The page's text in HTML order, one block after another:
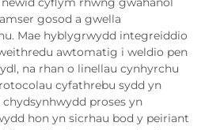
gosod a gwella
Mae hyblygrwydd integreiddio
awtomatig i weldio pen
na rhan o linellau cynhyrchu
cyfathrebu sydd yn
proses yn
hon yn sicrhau bod y peiriant